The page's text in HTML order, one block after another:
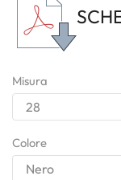
Misura
Colore